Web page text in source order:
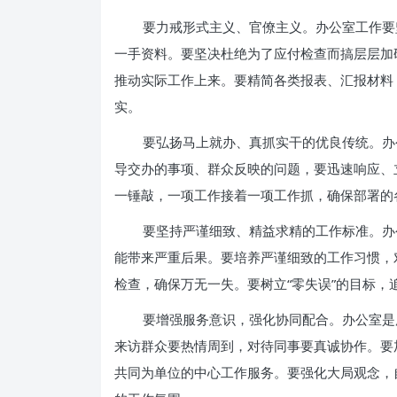
要力戒形式主义、官僚主义。办公室工作
一手资料。要坚决杜绝为了应付检查而搞层层
推动实际工作上来。要精简各类报表、汇报材
实。
要弘扬马上就办、真抓实干的优良传统。
导交办的事项、群众反映的问题，要迅速响应
一锤敲，一项工作接着一项工作抓，确保部署
要坚持严谨细致、精益求精的工作标准。
能带来严重后果。要培养严谨细致的工作习惯
检查，确保万无一失。要树立“零失误”的目标
要增强服务意识，强化协同配合。办公室
来访群众要热情周到，对待同事要真诚协作。
共同为单位的中心工作服务。要强化大局观念